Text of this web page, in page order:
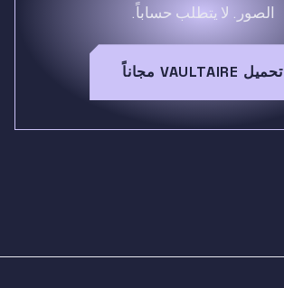
الصور. لا يتطلب حساباً.
تحميل VAULTAIRE مجاناً